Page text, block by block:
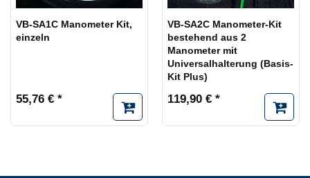
VB-SA1C Manometer Kit,
einzeln
55,76 € *
VB-SA2C Manometer-Kit
bestehend aus 2
Manometer mit
Universalhalterung (Basis-
Kit Plus)
119,90 € *